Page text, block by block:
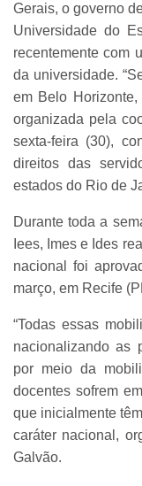
Gerais, o governo
Universidade do
recentemente com
da universidade.
em Belo
organizada pela
sexta-feira (30),
direitos das
estados do Rio de
Durante toda a
Iees, Imes e Ides
nacional foi
março, em Recife
“Todas essas
nacionalizando as
por meio da
docentes sofrem
que inicialmente
caráter nacional,
Galvão.